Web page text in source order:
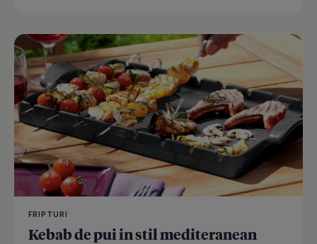
FRIPTURI
Kebab de pui in stil mediteranean